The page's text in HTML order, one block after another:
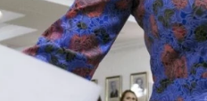
СТРОИТЕЛЬСТВО